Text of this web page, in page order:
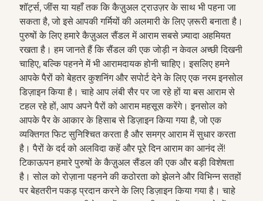
शॉर्ट्स, जींस या यहाँ तक कि कैज़ुअल ट्राउज़र के साथ भी पहना जा
सकता है, जो इसे आपकी गर्मियों की अलमारी के लिए ज़रूरी बनाता है।
पुरुषों के लिए हमारे कैज़ुअल सैंडल में आराम सबसे ज़्यादा अहमियत
रखता है। हम जानते हैं कि सैंडल की एक जोड़ी न केवल अच्छी दिखनी
चाहिए, बल्कि पहनने में भी आरामदायक होनी चाहिए। इसलिए हमने
आपके पैरों को बेहतर कुशनिंग और सपोर्ट देने के लिए एक नरम इनसोल
डिज़ाइन किया है। चाहे आप लंबी सैर पर जा रहे हों या बस आराम से
टहल रहे हों, आप अपने पैरों को आराम महसूस करेंगे। इनसोल को
आपके पैर के आकार के हिसाब से डिज़ाइन किया गया है, जो एक
व्यक्तिगत फिट सुनिश्चित करता है और समग्र आराम में सुधार करता
है। पैरों के दर्द को अलविदा कहें और पूरे दिन आराम का आनंद लें!
टिकाऊपन हमारे पुरुषों के कैज़ुअल सैंडल की एक और बड़ी विशेषता
है। सोल को रोज़ाना पहनने की कठोरता को झेलने और विभिन्न सतहों
पर बेहतरीन पकड़ प्रदान करने के लिए डिज़ाइन किया गया है। चाहे